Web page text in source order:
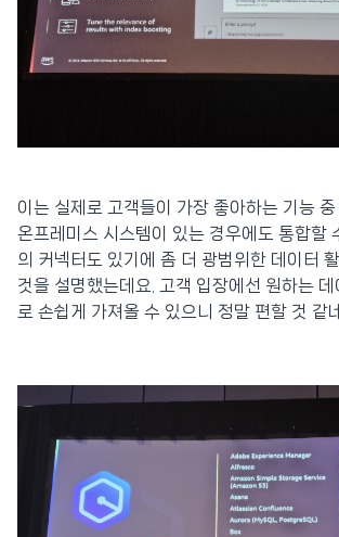
이는 실제로 고객들이 가장 좋아하는 기능 중
온프레미스 시스템이 있는 경우에도 통합할
의 커넥터도 있기에 좀 더 광범위한 데이터
것을 설명했는데요. 고객 입장에선 원하는
로 손쉽게 가져올 수 있으니 정말 편할 것 같